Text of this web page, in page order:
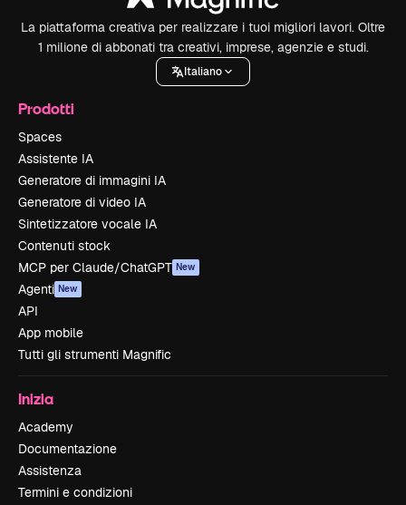
La piattaforma creativa per realizzare i tuoi migliori lavori. Oltre
1 milione di abbonati tra creativi, imprese, agenzie e studi.
Italiano
Prodotti
Spaces
Assistente IA
Generatore di immagini IA
Generatore di video IA
Sintetizzatore vocale IA
Contenuti stock
MCP per Claude/ChatGPT New
Agenti New
API
App mobile
Tutti gli strumenti Magnific
Inizia
Academy
Documentazione
Assistenza
Termini e condizioni